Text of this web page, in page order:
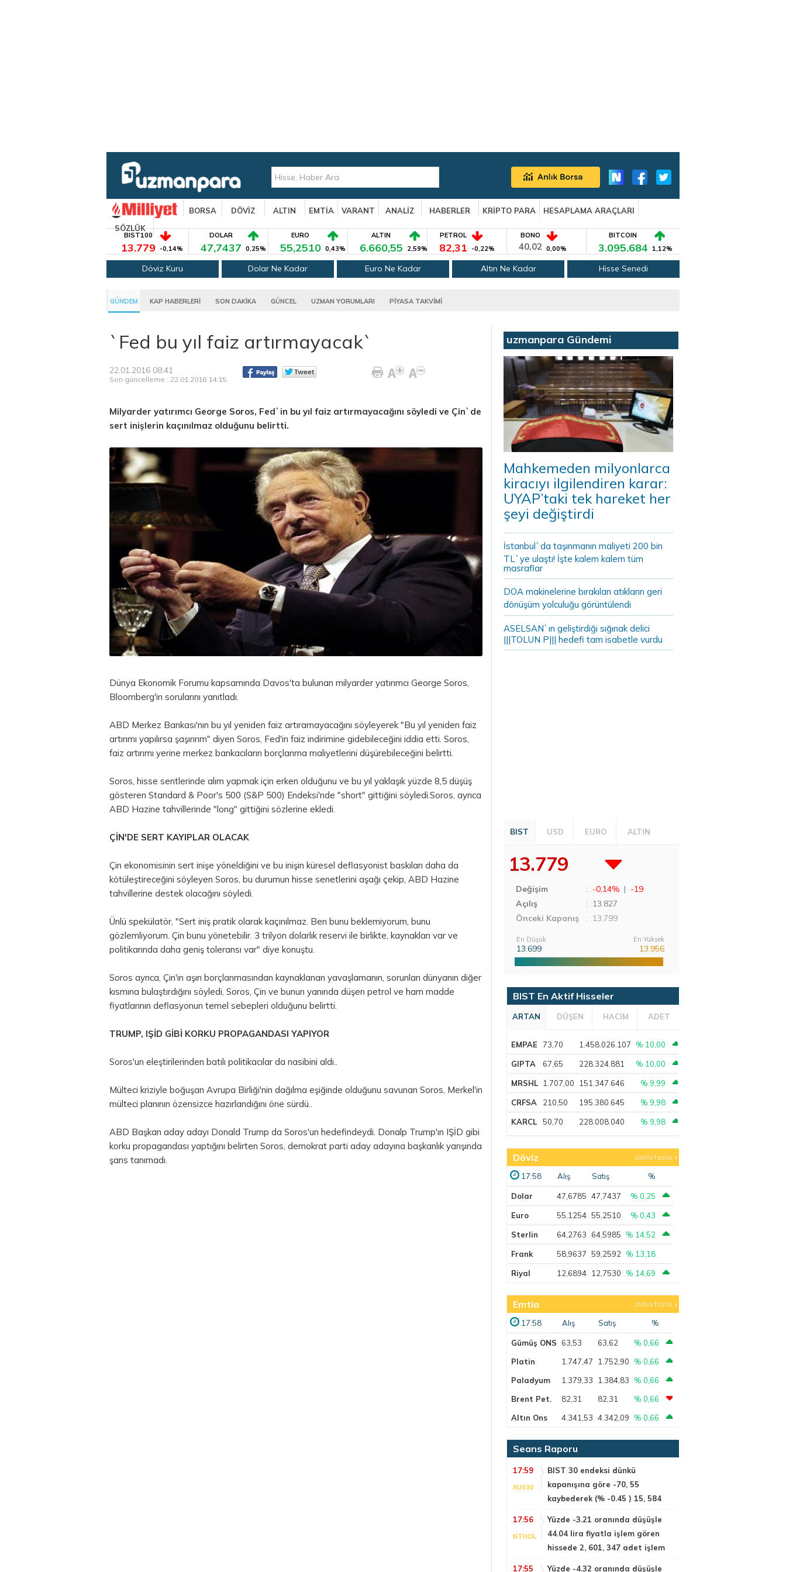
BORSA DÖVİZ ALTIN EMTİA VARANT ANALİZ HABERLER KRİPTO PARA
HESAPLAMA ARAÇLARI
SÖZLÜK
BIST100
13.779 -0,14%
DOLAR
47,7437 0,25%
EURO
55,2510 0,43%
ALTIN
6.660,55 2,59%
PETROL
82,31 -0,22%
BONO
40,02 0,00%
BITCOIN
3.095.684 1,12%
Döviz Kuru Dolar Ne Kadar Euro Ne Kadar Altın Ne Kadar Hisse Senedi
GÜNDEM KAP HABERLERİ SON DAKİKA GÜNCEL UZMAN YORUMLARI PİYASA TAKVİMİ
`Fed bu yıl faiz artırmayacak`
22.01.2016 08:41
Son güncelleme : 22.01.2016 14:15
Milyarder yatırımcı George Soros, Fed`in bu yıl faiz artırmayacağını söyledi ve Çin`de
sert inişlerin kaçınılmaz olduğunu belirtti.
Dünya Ekonomik Forumu kapsamında Davos'ta bulunan milyarder yatırımcı George Soros,
Bloomberg'in sorularını yanıtladı.
ABD Merkez Bankası'nın bu yıl yeniden faiz artıramayacağını söyleyerek "Bu yıl yeniden faiz
artırımı yapılırsa şaşırırım" diyen Soros, Fed'in faiz indirimine gidebileceğini iddia etti. Soros,
faiz artırımı yerine merkez bankacıların borçlanma maliyetlerini düşürebileceğini belirtti.
Soros, hisse sentlerinde alım yapmak için erken olduğunu ve bu yıl yaklaşık yüzde 8,5 düşüş
gösteren Standard & Poor's 500 (S&P 500) Endeksi'nde "short" gittiğini söyledi.Soros, ayrıca
ABD Hazine tahvillerinde "long" gittiğini sözlerine ekledi.
ÇİN'DE SERT KAYIPLAR OLACAK
Çin ekonomisinin sert inişe yöneldiğini ve bu inişin küresel deflasyonist baskıları daha da
kötüleştireceğini söyleyen Soros, bu durumun hisse senetlerini aşağı çekip, ABD Hazine
tahvillerine destek olacağını söyledi.
Ünlü spekülatör, "Sert iniş pratik olarak kaçınılmaz. Ben bunu beklemiyorum, bunu
gözlemliyorum. Çin bunu yönetebilir. 3 trilyon dolarlık reservi ile birlikte, kaynakları var ve
politikarında daha geniş toleransı var" diye konuştu.
Soros ayrıca, Çin'in aşırı borçlanmasından kaynaklanan yavaşlamanın, sorunları dünyanın diğer
kısmına bulaştırdığını söyledi, Soros, Çin ve bunun yanında düşen petrol ve ham madde
fiyatlarının deflasyonun temel sebepleri olduğunu belirtti.
TRUMP, IŞİD GİBİ KORKU PROPAGANDASI YAPIYOR
Soros'un eleştirilerinden batılı politikacılar da nasibini aldı..
Mülteci kriziyle boğuşan Avrupa Birliği'nin dağılma eşiğinde olduğunu savunan Soros, Merkel'in
mülteci planının özensizce hazırlandığını öne sürdü..
ABD Başkan aday adayı Donald Trump da Soros'un hedefindeydi. Donalp Trump'ın IŞİD gibi
korku propagandası yaptığını belirten Soros, demokrat parti aday adayına başkanlık yarışında
şans tanımadı.
uzmanpara Gündemi
Mahkemeden milyonlarca
kiracıyı ilgilendiren karar:
UYAP’taki tek hareket her
şeyi değiştirdi
İstanbul`da taşınmanın maliyeti 200 bin
TL`ye ulaştı! İşte kalem kalem tüm
masraflar
DOA makinelerine bırakılan atıkların geri
dönüşüm yolculuğu görüntülendi
ASELSAN`ın geliştirdiği sığınak delici
|||TOLUN P||| hedefi tam isabetle vurdu
BIST USD EURO ALTIN
13.779
Değişim : -0,14% | -19
Açılış
: 13.827
Önceki Kapanış
: 13.799
En Düşük
13.699
En Yüksek
13.956
BIST En Aktif Hisseler
ARTAN DÜŞEN HACİM ADET
EMPAE 73,70 1.458.026.107 % 10,00
GIPTA 67,65 228.324.881 % 10,00
MRSHL 1.707,00 151.347.646 % 9,99
CRFSA 210,50 195.380.645 % 9,98
KARCL 50,70 228.008.040 % 9,98
Döviz daha fazla
17:58 Alış Satış %
Dolar 47,6785 47,7437 % 0,25
Euro 55,1254 55,2510 % 0,43
Sterlin 64,2763 64,5985 % 14,52
Frank 58,9637 59,2592 % 13,18
Riyal 12,6894 12,7530 % 14,69
Emtia daha fazla
17:58 Alış Satış %
Gümüş ONS 63,53 63,62
% 0,66
Platin
1.747,47 1.752,90
% 0,66
Paladyum
1.379,33 1.384,83
% 0,66
Brent Pet.
82,31 82,31
% 0,66
Altın Ons
4.341,53 4.342,09 % 0,66
Seans Raporu
17:59
XU030
BIST 30 endeksi dünkü
kapanışına göre -70, 55
kaybederek (% -0.45 ) 15, 584
17:56
NTHOL
Yüzde -3.21 oranında düşüşle
44.04 lira fiyatla işlem gören
hissede 2, 601, 347 adet işlem
17:55
Yüzde -4.32 oranında düşüşle